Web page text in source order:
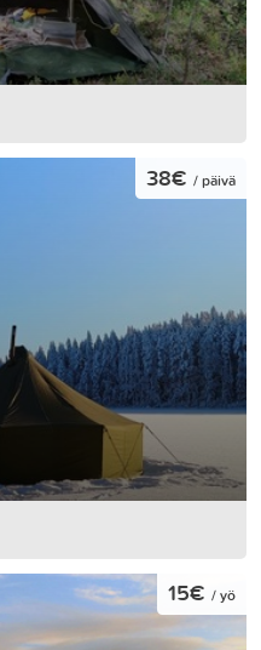
38€ / päivä
15€ / yö